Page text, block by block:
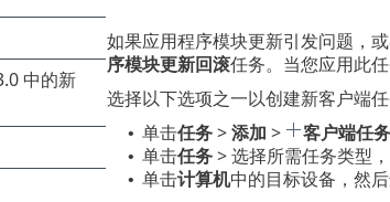
如果应用程序模块更新引发问题，
序模块更新回滚任务。当您应用此
选择以下选项之一以创建新客户端任
• 单击任务>添加 > 客户端任务
• 单击任务> 选择所需任务类型
• 单击计算机中的目标设备，然